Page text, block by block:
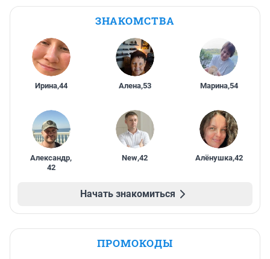
ЗНАКОМСТВА
Ирина,44 Алена,53 Марина,54
Александр,
42
New,42 Алёнушка,42
Начать знакомиться
ПРОМОКОДЫ